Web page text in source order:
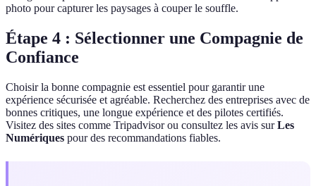
photo pour capturer les paysages à couper le souffle.
Étape 4 : Sélectionner une Compagnie de
Confiance
Choisir la bonne compagnie est essentiel pour garantir une
expérience sécurisée et agréable. Recherchez des entreprises avec de
bonnes critiques, une longue expérience et des pilotes certifiés.
Visitez des sites comme Tripadvisor ou consultez les avis surLes
Numériques pour des recommandations fiables.